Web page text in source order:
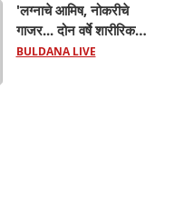
'लग्नाचे आमिष, नोकरीचे
गाजर... दोन वर्षे शारीरिक
शोषण; गर्भवती झाल्यावर पैसे
BULDANA LIVE